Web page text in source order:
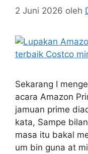
2 Juni 2026 oleh
Sekarang I
acara Amazon
jamuan prime
kata, Sampe
masa itu bakal
um bin guna at